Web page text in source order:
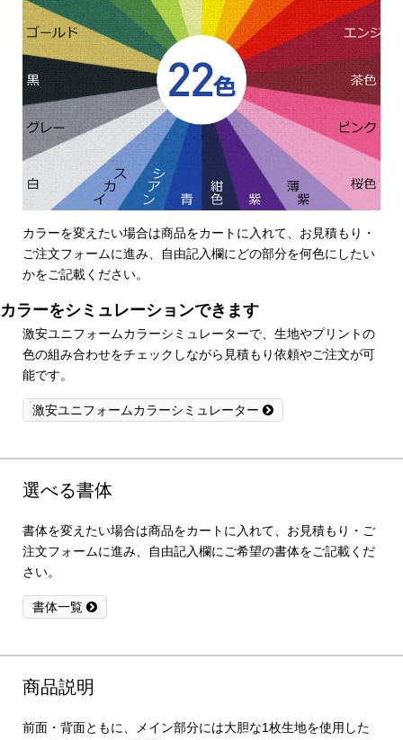
カラーを変えたい場合は商品をカートに入れて、お見積もり・
ご注文フォームに進み、自由記入欄にどの部分を何色にしたい
かをご記載ください。
カラーをシミュレーションできます
激安ユニフォームカラーシミュレーターで、生地やプリントの
色の組み合わせをチェックしながら見積もり依頼やご注文が可
能です。
激安ユニフォームカラーシミュレーター
選べる書体
書体を変えたい場合は商品をカートに入れて、お見積もり・ご
注文フォームに進み、自由記入欄にご希望の書体をご記載くだ
さい。
書体一覧
商品説明
前面・背面ともに、メイン部分には大胆な1枚生地を使用した